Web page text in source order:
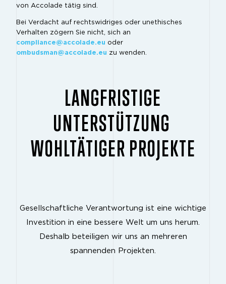
von Accolade tätig sind.
Bei Verdacht auf rechtswidriges oder unethisches
Verhalten zögern Sie nicht, sich an
compliance@accolade.eu oder
ombudsman@accolade.eu zu wenden.
LANGFRISTIGE
UNTERSTÜTZUNG
WOHLTÄTIGER PROJEKTE
Gesellschaftliche Verantwortung ist eine wichtige
Investition in eine bessere Welt um uns herum.
Deshalb beteiligen wir uns an mehreren
spannenden Projekten.